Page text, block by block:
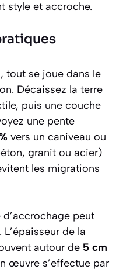
style et accroche.
tout se joue dans le
Décaissez la terre
puis une couche
une pente
vers un caniveau ou
granit ou acier)
les migrations
d’accrochage peut
de la
autour de 5 cm
œuvre s’effectue par